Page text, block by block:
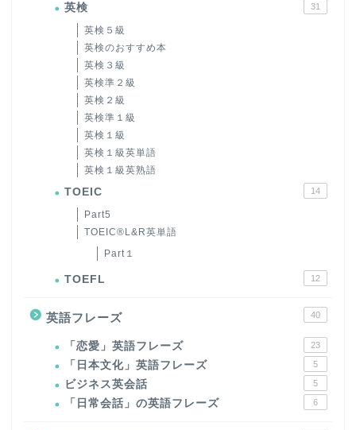
英検 31
英検５級
英検のおすすめ本
英検３級
英検準２級
英検２級
英検準１級
英検１級
英検１級英単語
英検１級英熟語
TOEIC 14
Part5
TOEIC®L&R英単語
Part１
TOEFL 12
英語フレーズ 40
「恋愛」英語フレーズ 23
「日本文化」英語フレーズ 5
ビジネス英会話 5
「日常会話」の英語フレーズ 6